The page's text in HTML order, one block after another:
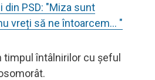
din PSD: "Miza sunt
vreți să ne întoarcem… "
timpul întâlnirilor cu șeful